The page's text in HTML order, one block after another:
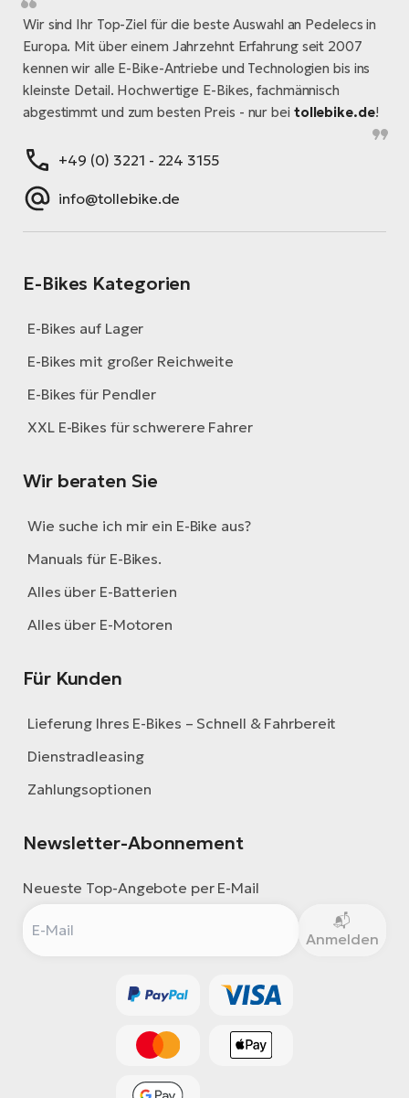
Wir sind Ihr Top-Ziel für die beste Auswahl an Pedelecs in
Europa. Mit über einem Jahrzehnt Erfahrung seit 2007
kennen wir alle E-Bike-Antriebe und Technologien bis ins
kleinste Detail. Hochwertige E-Bikes, fachmännisch
abgestimmt und zum besten Preis - nur bei tollebike.de!
+49 (0) 3221 - 224 3155
info@tollebike.de
E-Bikes Kategorien
E-Bikes auf Lager
E-Bikes mit großer Reichweite
E-Bikes für Pendler
XXL E-Bikes für schwerere Fahrer
Wir beraten Sie
Wie suche ich mir ein E-Bike aus?
Manuals für E-Bikes.
Alles über E-Batterien
Alles über E-Motoren
Für Kunden
Lieferung Ihres E-Bikes – Schnell & Fahrbereit
Dienstradleasing
Zahlungsoptionen
Newsletter-Abonnement
Neueste Top-Angebote per E-Mail
Anmelden